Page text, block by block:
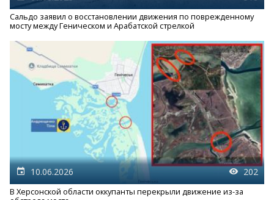
Сальдо заявил о восстановлении движения по поврежденному
мосту между Геническом и Арабатской стрелкой
10.06.2026 202
В Херсонской области оккупанты перекрыли движение из-за